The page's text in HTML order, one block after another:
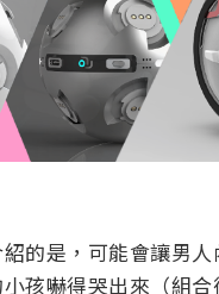
的是，可能會讓男
孩嚇得哭出來（組合